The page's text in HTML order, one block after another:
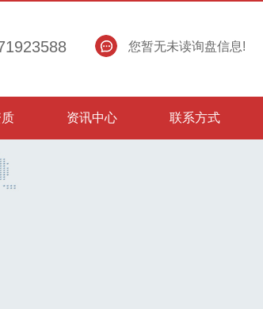
您暂无未读询盘信息!
资讯中心 联系方式